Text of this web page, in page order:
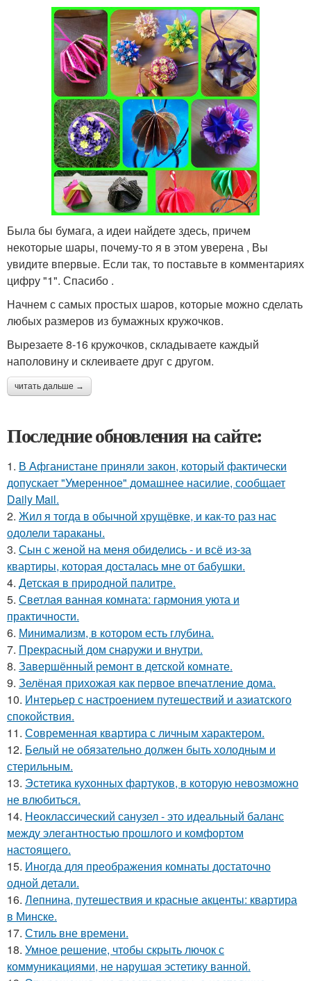
Была бы бумага, а идеи найдете здесь, причем
некоторые шары, почему-то я в этом уверена , Вы
увидите впервые. Если так, то поставьте в комментариях
цифру "1". Спасибо .
Начнем с самых простых шаров, которые можно сделать
любых размеров из бумажных кружочков.
Вырезаете 8-16 кружочков, складываете каждый
наполовину и склеиваете друг с другом.
читать дальше →
Последние обновления на сайте:
1. В Афганистане приняли закон, который фактически
допускает "Умеренное" домашнее насилие, сообщает
Daily Mail.
2. Жил я тогда в обычной хрущёвке, и как-то раз нас
одолели тараканы.
3. Сын с женой на меня обиделись - и всё из-за
квартиры, которая досталась мне от бабушки.
4. Детская в природной палитре.
5. Светлая ванная комната: гармония уюта и
практичности.
6. Минимализм, в котором есть глубина.
7. Прекрасный дом снаружи и внутри.
8. Завершённый ремонт в детской комнате.
9. Зелёная прихожая как первое впечатление дома.
10. Интерьер с настроением путешествий и азиатского
спокойствия.
11. Современная квартира с личным характером.
12. Белый не обязательно должен быть холодным и
стерильным.
13. Эстетика кухонных фартуков, в которую невозможно
не влюбиться.
14. Неоклассический санузел - это идеальный баланс
между элегантностью прошлого и комфортом
настоящего.
15. Иногда для преображения комнаты достаточно
одной детали.
16. Лепнина, путешествия и красные акценты: квартира
в Минске.
17. Стиль вне времени.
18. Умное решение, чтобы скрыть лючок с
коммуникациями, не нарушая эстетику ванной.